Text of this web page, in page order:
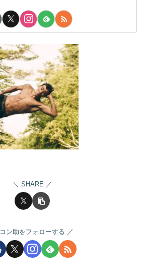
SHARE
コン助をフォローする